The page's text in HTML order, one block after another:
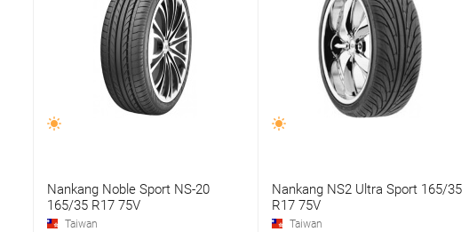
Nankang Noble Sport NS-20
165/35 R17 75V
Taiwan
Nankang NS2 Ultra Sport 165/35
R17 75V
Taiwan